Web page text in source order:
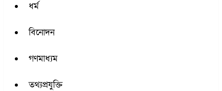
ধর্ম
বিনোদন
গণমাধ্যম
তথ্যপ্রযুক্তি